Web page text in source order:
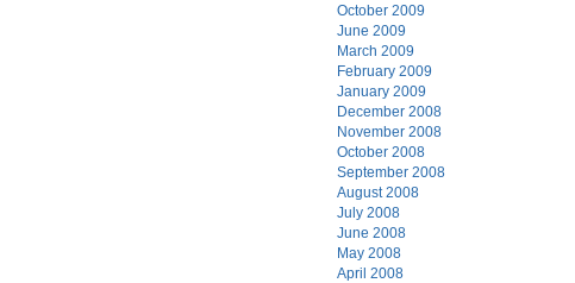
October 2009
June 2009
March 2009
February 2009
January 2009
December 2008
November 2008
October 2008
September 2008
August 2008
July 2008
June 2008
May 2008
April 2008